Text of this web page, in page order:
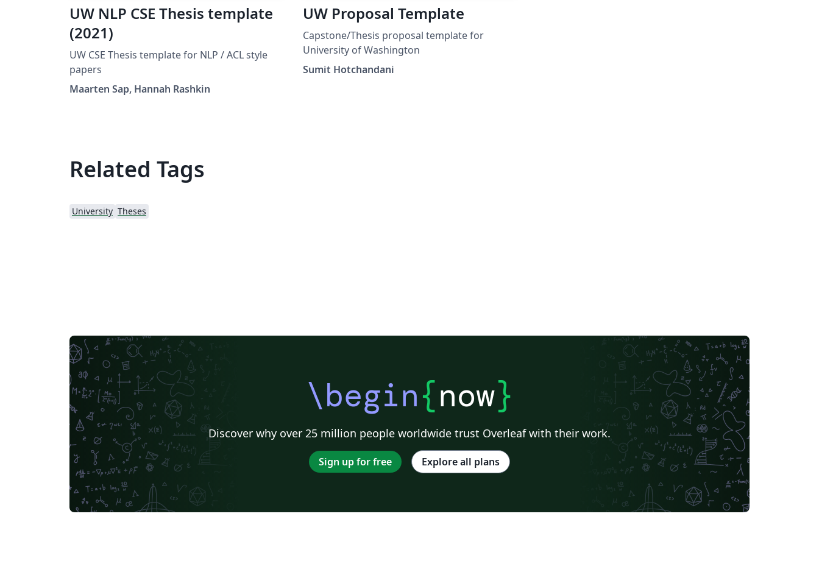
UW NLP CSE Thesis template
(2021)
UW CSE Thesis template for NLP / ACL style
papers
Maarten Sap, Hannah Rashkin
UW Proposal Template
Capstone/Thesis proposal template for
University of Washington
Sumit Hotchandani
Related Tags
University Theses
\begin{now}
Discover why over 25 million people worldwide trust Overleaf with their work.
Sign up for free Explore all plans